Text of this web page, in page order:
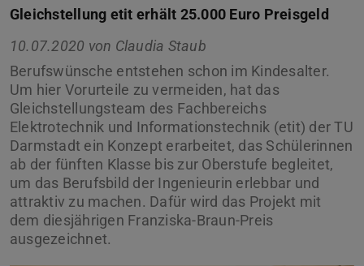
Gleichstellung etit erhält 25.000 Euro Preisgeld
10.07.2020 von Claudia Staub
Berufswünsche entstehen schon im Kindesalter.
Um hier Vorurteile zu vermeiden, hat das
Gleichstellungsteam des Fachbereichs
Elektrotechnik und Informationstechnik (etit) der TU
Darmstadt ein Konzept erarbeitet, das Schülerinnen
ab der fünften Klasse bis zur Oberstufe begleitet,
um das Berufsbild der Ingenieurin erlebbar und
attraktiv zu machen. Dafür wird das Projekt mit
dem diesjährigen Franziska-Braun-Preis
ausgezeichnet.